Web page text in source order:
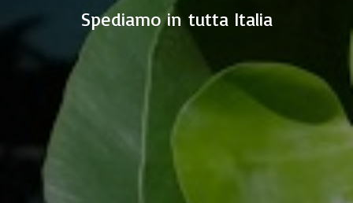
Spediamo in tutta Italia